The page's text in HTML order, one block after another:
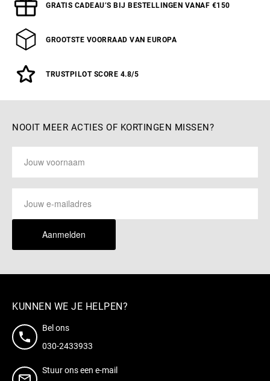
GRATIS CADEAU’S BIJ BESTELLINGEN VANAF €150
GROOTSTE VOORRAAD VAN EUROPA
TRUSTPILOT SCORE 4.8/5
NOOIT MEER ACTIES OF KORTINGEN MISSEN?
Aanmelden
KUNNEN WE JE HELPEN?
Bel ons
030-2433933
Stuur ons een e-mail